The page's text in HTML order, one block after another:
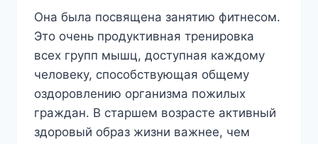
Она была посвящена занятию фитнесом.
Это очень продуктивная тренировка
всех групп мышц, доступная каждому
человеку, способствующая общему
оздоровлению организма пожилых
граждан. В старшем возрасте активный
здоровый образ жизни важнее, чем